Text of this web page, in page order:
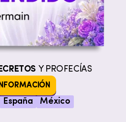
Y PROFECÍAS
España México